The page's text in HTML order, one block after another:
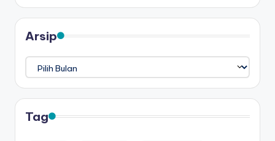
k
t
w
o
hijaiyah
-
worksheet
-
menebalkan
hijaiyah
Arsip
Tag